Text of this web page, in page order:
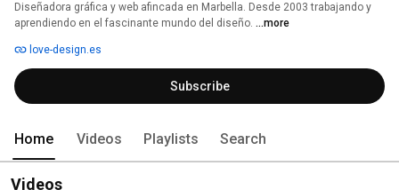
Diseñadora gráfica y web afincada en Marbella. Desde 2003 trabajando y
aprendiendo en el fascinante mundo del diseño. ...more
love-design.es
Subscribe
Home Videos Playlists Search
Videos